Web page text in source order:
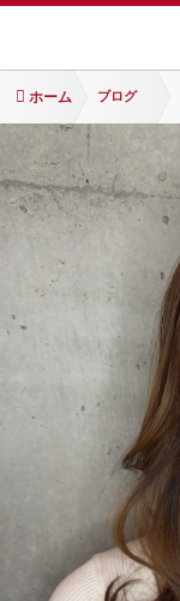
ホーム ブログ